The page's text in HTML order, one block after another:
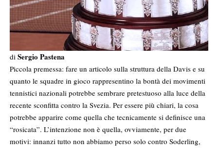
di Sergio Pastena
Piccola premessa: fare un articolo sulla struttura della Davis e su
quanto le squadre in gioco rappresentino la bontà dei movimenti
tennistici nazionali potrebbe sembrare pretestuoso alla luce della
recente sconfitta contro la Svezia. Per essere più chiari, la cosa
potrebbe apparire come quella che tecnicamente si definisce una
“rosicata”. L’intenzione non è quella, ovviamente, per due
motivi: innanzi tutto non abbiamo perso solo contro Soderling,